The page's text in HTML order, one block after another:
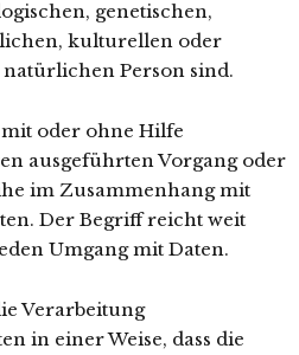
genetischen,
kulturellen oder
Person sind.
mit oder ohne Hilfe
ausgeführten Vorgang oder
im Zusammenhang mit
Der Begriff reicht weit
Umgang mit Daten.
Verarbeitung
in einer Weise, dass die